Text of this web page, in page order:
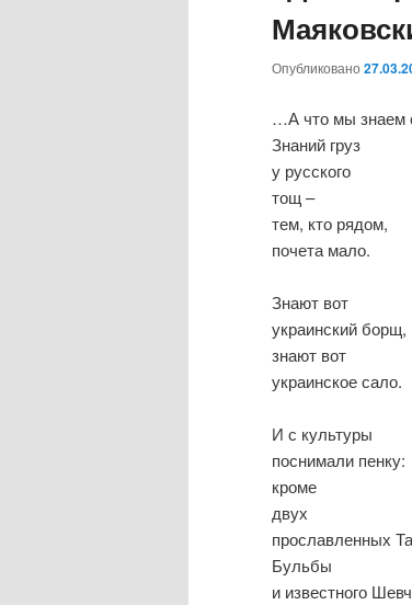
Опубликовано
…А что мы знаем
Знаний груз
у русского
тощ –
тем, кто рядом,
почета мало.
Знают вот
украинский борщ,
знают вот
украинское сало.
И с культуры
поснимали пенку:
кроме
двух
прославленных
Бульбы
и известного